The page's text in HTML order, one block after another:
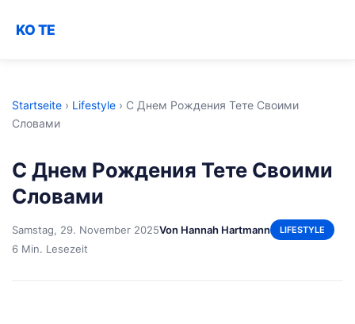
KO TE
Startseite › Lifestyle › С Днем Рождения Тете Своими
Словами
С Днем Рождения Тете Своими
Словами
Samstag, 29. November 2025Von Hannah Hartmann LIFESTYLE
6 Min. Lesezeit